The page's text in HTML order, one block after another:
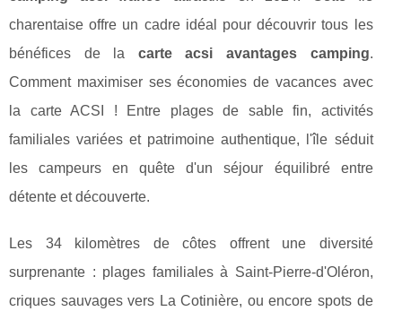
charentaise offre un cadre idéal pour découvrir tous les
bénéfices de la carte acsi avantages camping.
Comment maximiser ses économies de vacances avec
la carte ACSI ! Entre plages de sable fin, activités
familiales variées et patrimoine authentique, l'île séduit
les campeurs en quête d'un séjour équilibré entre
détente et découverte.
Les 34 kilomètres de côtes offrent une diversité
surprenante : plages familiales à Saint-Pierre-d'Oléron,
criques sauvages vers La Cotinière, ou encore spots de